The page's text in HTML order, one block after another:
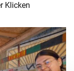
Klicken